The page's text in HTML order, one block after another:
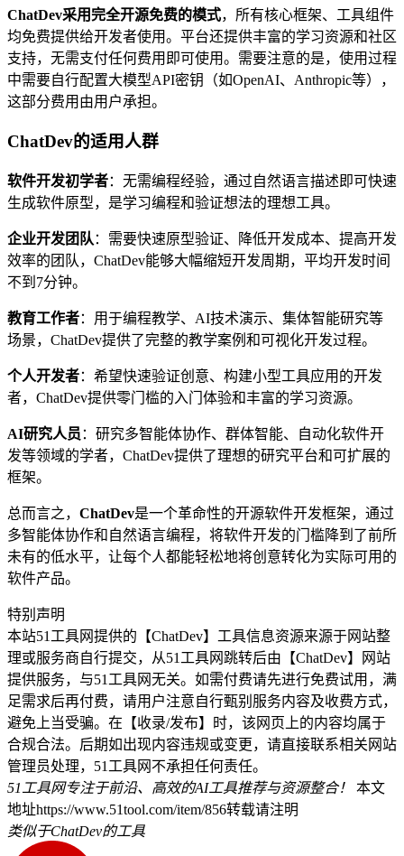
ChatDev采用完全开源免费的模式，所有核心框架、工具组件
均免费提供给开发者使用。平台还提供丰富的学习资源和社区
支持，无需支付任何费用即可使用。需要注意的是，使用过程
中需要自行配置大模型API密钥（如OpenAI、Anthropic等），
这部分费用由用户承担。
ChatDev的适用人群
软件开发初学者：无需编程经验，通过自然语言描述即可快速
生成软件原型，是学习编程和验证想法的理想工具。
企业开发团队 ：需要快速原型验证、降低开发成本、提高开发
效率的团队，ChatDev能够大幅缩短开发周期，平均开发时间
不到7分钟。
教育工作者：用于编程教学、AI技术演示、集体智能研究等
场景，ChatDev提供了完整的教学案例和可视化开发过程。
个人开发者：希望快速验证创意、构建小型工具应用的开发
者，ChatDev提供零门槛的入门体验和丰富的学习资源。
AI研究人员 ：研究多智能体协作、群体智能、自动化软件开
发等领域的学者，ChatDev提供了理想的研究平台和可扩展的
框架。
总而言之， ChatDev是一个革命性的开源软件开发框架，通过
多智能体协作和自然语言编程，将软件开发的门槛降到了前所
未有的低水平，让每个人都能轻松地将创意转化为实际可用的
软件产品。
特别声明
本站51工具网提供的【ChatDev】工具信息资源来源于网站整
理或服务商自行提交，从51工具网跳转后由【ChatDev】网站
提供服务，与51工具网无关。如需付费请先进行免费试用，满
足需求后再付费，请用户注意自行甄别服务内容及收费方式，
避免上当受骗。在【收录/发布】时，该网页上的内容均属于
合规合法。后期如出现内容违规或变更，请直接联系相关网站
管理员处理，51工具网不承担任何责任。
51工具网专注于前沿、高效的AI工具推荐与资源整合！
本文
地址https://www.51tool.com/item/856转载请注明
类似于ChatDev的工具